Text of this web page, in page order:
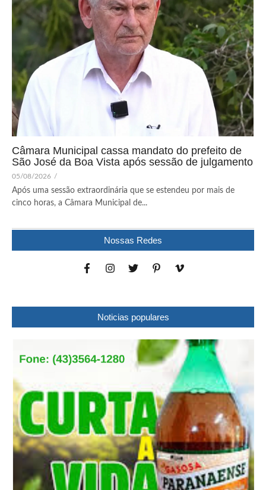
Câmara Municipal cassa mandato do prefeito de
São José da Boa Vista após sessão de julgamento
05/08/2026 /
Após uma sessão extraordinária que se estendeu por mais de
cinco horas, a Câmara Municipal de...
Nossas Redes
Noticias populares